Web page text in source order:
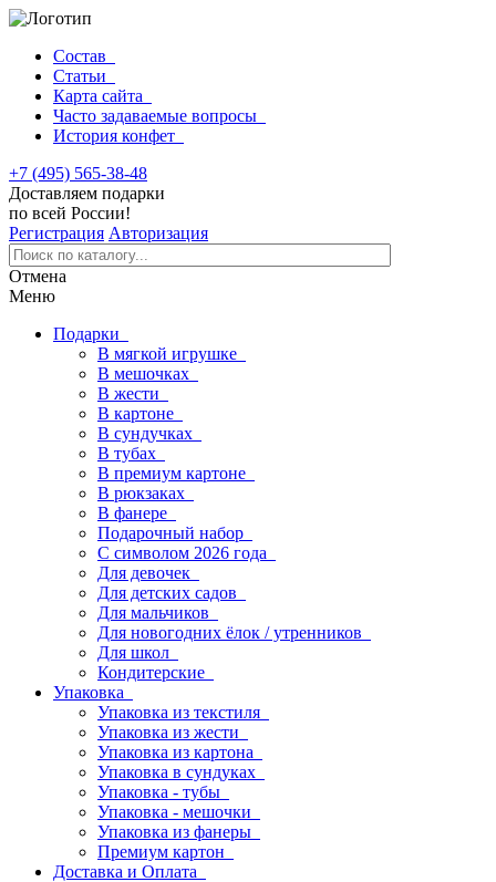
Состав
Статьи
Карта сайта
Часто задаваемые вопросы
История конфет
+7 (495) 565-38-48
Доставляем подарки
по всей России!
Регистрация Авторизация
Отмена
Меню
Подарки
В мягкой игрушке
В мешочках
В жести
В картоне
В сундучках
В тубах
В премиум картоне
В рюкзаках
В фанере
Подарочный набор
С символом 2026 года
Для девочек
Для детских садов
Для мальчиков
Для новогодних ёлок / утренников
Для школ
Кондитерские
Упаковка
Упаковка из текстиля
Упаковка из жести
Упаковка из картона
Упаковка в сундуках
Упаковка - тубы
Упаковка - мешочки
Упаковка из фанеры
Премиум картон
Доставка и Оплата